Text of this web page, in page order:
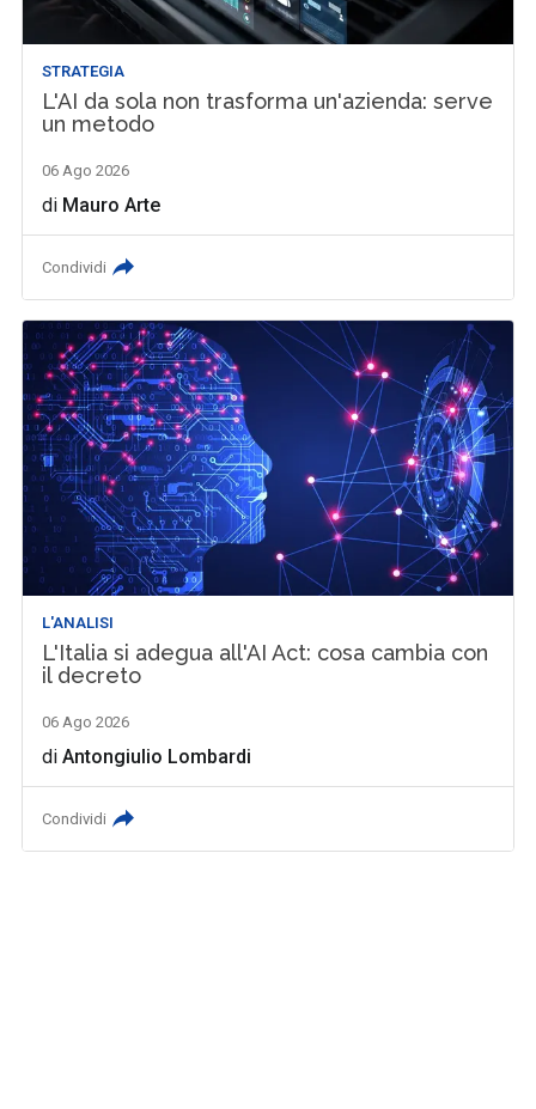
STRATEGIA
L'AI da sola non trasforma un'azienda: serve
un metodo
06 Ago 2026
di Mauro Arte
Condividi
L'ANALISI
L'Italia si adegua all'AI Act: cosa cambia con
il decreto
06 Ago 2026
diAntongiulio Lombardi
Condividi